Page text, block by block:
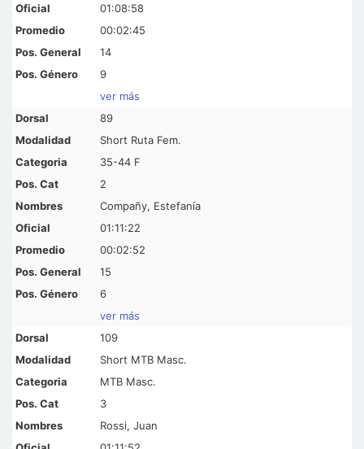
01:08:58
00:02:45
14
9
ver más
89
Short Ruta Fem.
35-44 F
2
Compañy, Estefanía
01:11:22
00:02:52
15
6
ver más
109
Short MTB Masc.
MTB Masc.
3
Rossi, Juan